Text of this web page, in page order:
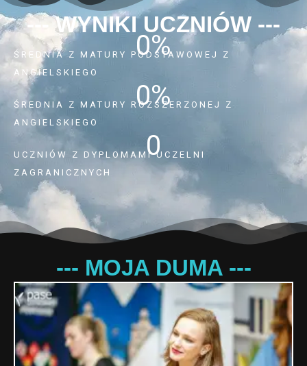
--- WYNIKI UCZNIÓW ---
ŚREDNIA Z MATURY PODSTAWOWEJ Z
ANGIELSKIEGO
0%
ŚREDNIA Z MATURY ROZSZERZONEJ Z
ANGIELSKIEGO
0%
UCZNIÓW Z DYPLOMAMI UCZELNI
ZAGRANICZNYCH
0
--- MOJA DUMA ---